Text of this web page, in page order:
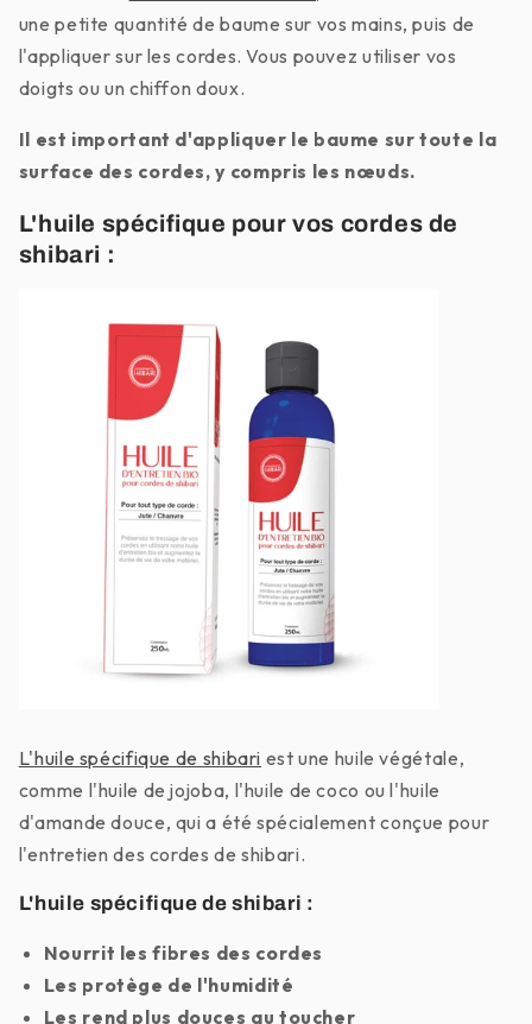
une petite quantité de baume sur vos mains, puis de
l'appliquer sur les cordes. Vous pouvez utiliser vos
doigts ou un chiffon doux.
Il est important d'appliquer le baume sur toute la
surface des cordes, y compris les nœuds.
L'huile spécifique pour vos cordes de
shibari :
L'huile spécifique de shibari est une huile végétale,
comme l'huile de jojoba, l'huile de coco ou l'huile
d'amande douce, qui a été spécialement conçue pour
l'entretien des cordes de shibari.
L'huile spécifique de shibari :
Nourrit les fibres des cordes
Les protège de l'humidité
Les rend plus douces au toucher